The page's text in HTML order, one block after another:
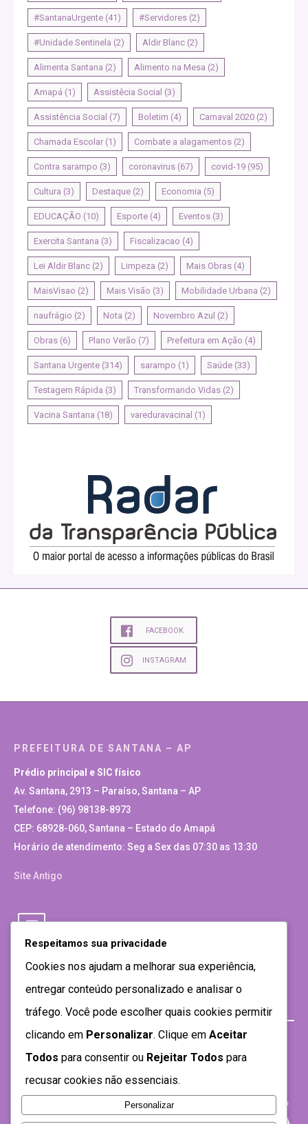
#SantanaUrgente (41) #Servidores (2)
#Unidade Sentinela (2) Aldir Blanc (2)
Alimenta Santana (2) Alimento na Mesa (2)
Amapá (1) Assistêcia Social (3)
Assistência Social (7) Boletim (4) Carnaval 2020 (2)
Chamada Escolar (1) Combate a alagamentos (2)
Contra sarampo (3) coronavirus (67) covid-19 (95)
Cultura (3) Destaque (2) Economia (5)
EDUCAÇÃO (10) Esporte (4) Eventos (3)
Exercita Santana (3) Fiscalizacao (4)
Lei Aldir Blanc (2) Limpeza (2) Mais Obras (4)
MaisVisao (2) Mais Visão (3) Mobilidade Urbana (2)
naufrágio (2) Nota (2) Novembro Azul (2)
Obras (6) Plano Verão (7) Prefeitura em Ação (4)
Santana Urgente (314) sarampo (1) Saúde (33)
Testagem Rápida (3) Transformando Vidas (2)
Vacina Santana (18) vareduravacinal (1)
FACEBOOK
INSTAGRAM
PREFEITURA DE SANTANA – AP
Prédio principal e SIC físico
Av. Santana, 2913 – Paraíso, Santana – AP
Telefone: (96) 98138-8973
CEP: 68928-060, Santana – Estado do Amapá
Horário de atendimento: Seg a Sex das 07:30 as 13:30
Site Antigo
Respeitamos sua privacidade
Cookies nos ajudam a melhorar sua experiência,
entregar conteúdo personalizado e analisar o
tráfego. Você pode escolher quais cookies permitir
clicando em Personalizar. Clique em Aceitar
Todos para consentir ou Rejeitar Todos para
recusar cookies não essenciais.
Personalizar